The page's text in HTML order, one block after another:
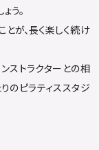
う。
が、長く楽しく続け
ストラクターとの相
のピラティススタジ